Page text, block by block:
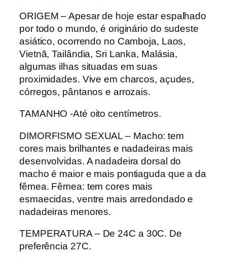
ORIGEM – Apesar de hoje estar espalhado
por todo o mundo, é originário do sudeste
asiático, ocorrendo no Camboja, Laos,
Vietnã, Tailândia, Sri Lanka, Malásia,
algumas ilhas situadas em suas
proximidades. Vive em charcos, açudes,
córregos, pântanos e arrozais.
TAMANHO -Até oito centímetros.
DIMORFISMO SEXUAL – Macho: tem
cores mais brilhantes e nadadeiras mais
desenvolvidas. A nadadeira dorsal do
macho é maior e mais pontiaguda que a da
fêmea. Fêmea: tem cores mais
esmaecidas, ventre mais arredondado e
nadadeiras menores.
TEMPERATURA – De 24C a 30C. De
preferência 27C.